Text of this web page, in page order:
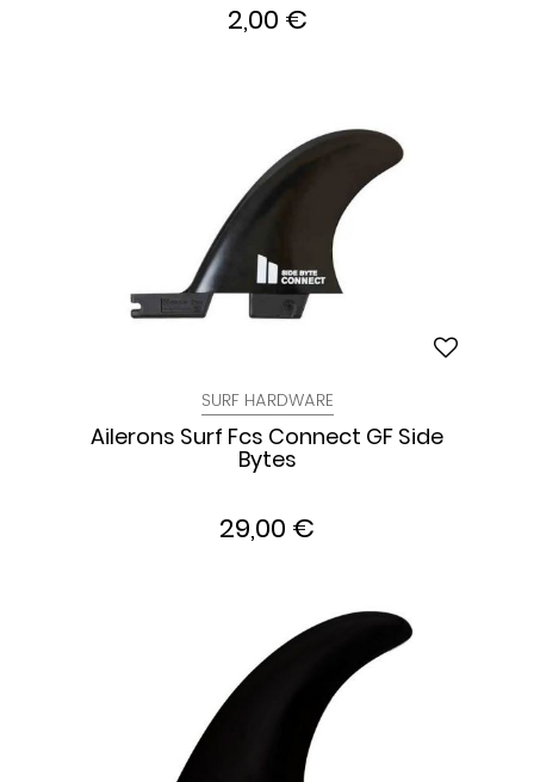
2,00 €
SURF HARDWARE
Ailerons Surf Fcs Connect GF Side
Bytes
29,00 €